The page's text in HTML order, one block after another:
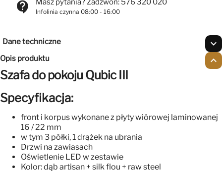
contact_support Masz pytania? Zadzwoń: 576 320 020
Infolinia czynna 08:00 - 16:00
Dane techniczne expand_more
Opis produktu expand_less
Szafa do pokoju Qubic III
Specyfikacja:
front i korpus wykonane z płyty wiórowej laminowanej
16 / 22 mm
w tym 3 półki, 1 drążek na ubrania
Drzwi na zawiasach
Oświetlenie LED w zestawie
Kolor: dąb artisan + silk flou + raw steel